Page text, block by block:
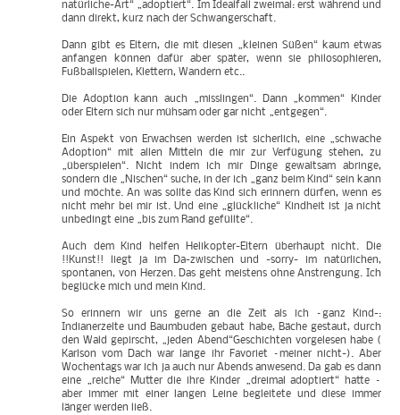
natürliche-Art“ „adoptiert“. Im Idealfall zweimal: erst während und
dann direkt, kurz nach der Schwangerschaft.
Dann gibt es Eltern, die mit diesen „kleinen Süßen“ kaum etwas
anfangen können dafür aber später, wenn sie philosophieren,
Fußballspielen, Klettern, Wandern etc..
Die Adoption kann auch „misslingen“. Dann „kommen“ Kinder
oder Eltern sich nur mühsam oder gar nicht „entgegen“.
Ein Aspekt von Erwachsen werden ist sicherlich, eine „schwache
Adoption“ mit allen Mitteln die mir zur Verfügung stehen, zu
„überspielen“. Nicht indem ich mir Dinge gewaltsam abringe,
sondern die „Nischen“ suche, in der ich „ganz beim Kind“ sein kann
und möchte. An was sollte das Kind sich erinnern dürfen, wenn es
nicht mehr bei mir ist. Und eine „glückliche“ Kindheit ist ja nicht
unbedingt eine „bis zum Rand gefüllte“.
Auch dem Kind helfen Helikopter-Eltern überhaupt nicht. Die
!!Kunst!! liegt ja im Da-zwischen und -sorry- im natürlichen,
spontanen, von Herzen. Das geht meistens ohne Anstrengung. Ich
beglücke mich und mein Kind.
So erinnern wir uns gerne an die Zeit als ich –ganz Kind-:
Indianerzelte und Baumbuden gebaut habe, Bäche gestaut, durch
den Wald gepirscht, „jeden Abend“Geschichten vorgelesen habe (
Karlson vom Dach war lange ihr Favoriet –meiner nicht-). Aber
Wochentags war ich ja auch nur Abends anwesend. Da gab es dann
eine „reiche“ Mutter die ihre Kinder „dreimal adoptiert“ hatte –
aber immer mit einer langen Leine begleitete und diese immer
länger werden ließ.